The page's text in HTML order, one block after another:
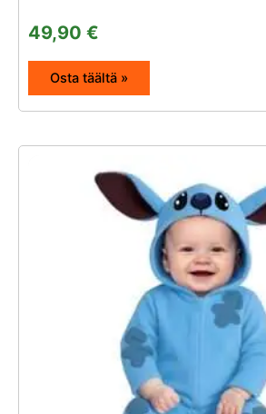
49,90 €
Osta täältä »